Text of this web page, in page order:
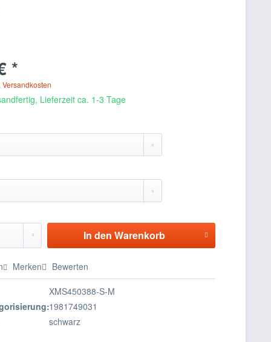
*
Versandkosten
Lieferzeit ca. 1-3 Tage
In den Warenkorb
Merken Bewerten
XMS450388-S-M
1981749031
schwarz